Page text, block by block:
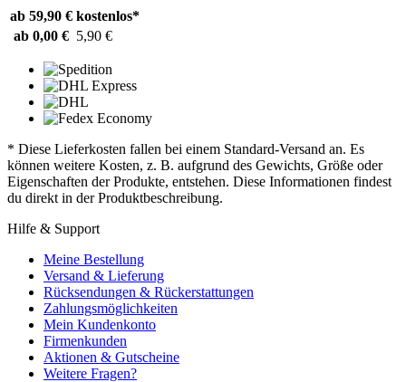
ab 59,90 € kostenlos*
ab 0,00 € 5,90 €
* Diese Lieferkosten fallen bei einem Standard-Versand an. Es
können weitere Kosten, z. B. aufgrund des Gewichts, Größe oder
Eigenschaften der Produkte, entstehen. Diese Informationen findest
du direkt in der Produktbeschreibung.
Hilfe & Support
Meine Bestellung
Versand & Lieferung
Rücksendungen & Rückerstattungen
Zahlungsmöglichkeiten
Mein Kundenkonto
Firmenkunden
Aktionen & Gutscheine
Weitere Fragen?